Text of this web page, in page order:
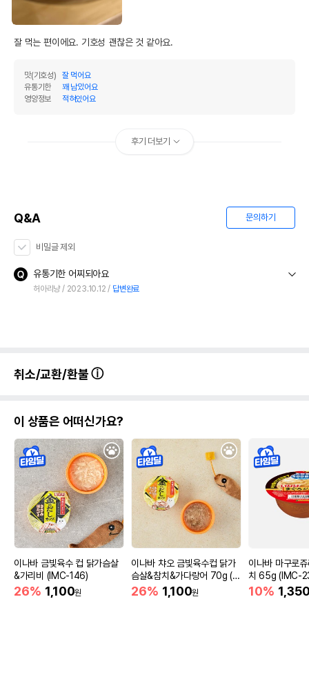
잘 먹는 편이에요. 기호성 괜찮은 것 같아요.
맛(기호성)
잘 먹어요
유통기한
꽤 남았어요
영양정보
적혀있어요
후기 더보기
Q&A 문의하기
비밀글 제외
유통기한 어찌되아요
허아리냥 2023.10.12 답변완료
취소/교환/환불
이 상품은 어떠신가요?
이나바 금빛육수 컵 닭가슴살
&가리비 (IMC-146)
26% 1,100원
이나바 챠오 금빛육수컵 닭가
슴살&참치&가다랑어 70g (I
MC-133)
26% 1,100원
이나바 마구로
치 65g (IMC-
10%